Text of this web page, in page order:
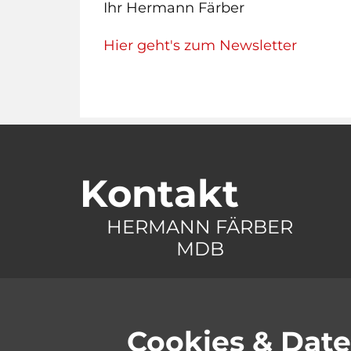
Ihr Hermann Färber
Hier geht's zum Newsletter
Kontakt
HERMANN FÄRBER
MDB
11011 Berlin
73079
Cookies &